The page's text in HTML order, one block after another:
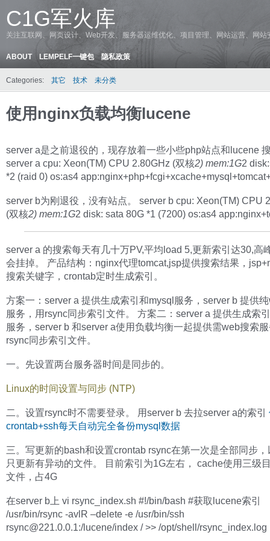
C1G军火库
关注互联网、网页设计、Web开发、服务器运维优化、项目管理、网站运营、网
ABOUT LEMPELF一键包 隐私政策
Categories: 其它 技术 未分类
使用nginx负载均衡lucene
server a是之前退役的，现存放着一些小些php站点和lucene
server a cpu: Xeon(TM) CPU 2.80GHz (双核2) mem:1G2
*2 (raid 0) os:as4
server b为刚退役，没有站点。 server b cpu: Xeon(TM) CPU
(双核2) mem:1G2 disk: sata 80G *1 (7200) os:as4
server a 的搜索每天有几十万PV,平均load 5,更新索引达30,高
会挂掉。 产品结构：nginx代理tomcat,jsp提供搜索结果，
搜索关键字，crontab定时生成索引。
方案一：server a 提供生成索引和mysql服务，server b 提供
服务，用rsync同步索引文件。 方案二：server a 提供生成索
服务，server b 和server a使用负载均衡一起提供需web搜索
rsync同步索引文件。
一。先设置两台服务器时间是同步的。
Linux的时间设置与同步 (NTP)
二。设置rsync时不需要登录。 用server b 去拉server a的索引
crontab+ssh每天自动完全备份mysql数据
三。写更新的bash和设置crontab rsync在第一次是全部同步
只更新有异动的文件。 目前索引为1G左右， cache使用三级
文件，占4G
在server b上 vi rsync_index.sh #!/bin/bash #获取lucene索引
/usr/bin/rsync -avlR –delete -e /usr/bin/ssh
rsync@221.0.0.1:/lucene/index / >> /opt/shell/rsync_index.log